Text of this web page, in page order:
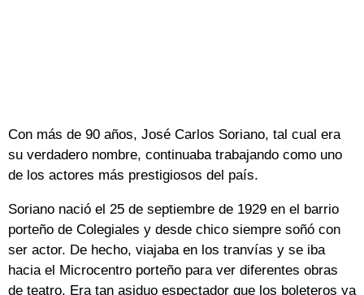
Con más de 90 años, José Carlos Soriano, tal cual era
su verdadero nombre, continuaba trabajando como uno
de los actores más prestigiosos del país.
Soriano nació el 25 de septiembre de 1929 en el barrio
porteño de Colegiales y desde chico siempre soñó con
ser actor. De hecho, viajaba en los tranvías y se iba
hacia el Microcentro porteño para ver diferentes obras
de teatro. Era tan asiduo espectador que los boleteros ya